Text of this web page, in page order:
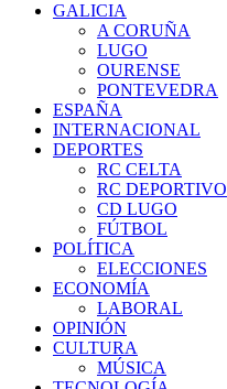
GALICIA
A CORUÑA
LUGO
OURENSE
PONTEVEDRA
ESPAÑA
INTERNACIONAL
DEPORTES
RC CELTA
RC DEPORTIVO
CD LUGO
FÚTBOL
POLÍTICA
ELECCIONES
ECONOMÍA
LABORAL
OPINIÓN
CULTURA
MÚSICA